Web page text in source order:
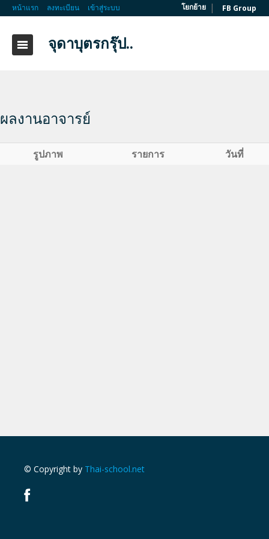
หน้าแรก ลงทะเบียน เข้าสู่ระบบ โยกย้าย | FB Group
จุดาบุตรกรุ๊ป..
ผลงานอาจารย์
รูปภาพ รายการ วันที่
© Copyright by Thai-school.net